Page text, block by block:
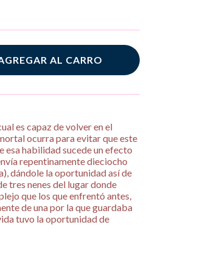
AL CARRO
es capaz de volver en el
ocurra para evitar que este
esa habilidad sucede un efecto
repentinamente dieciocho
dándole la oportunidad así de
tres nenes del lugar donde
que los que enfrentó antes,
de una por la que guardaba
tuvo la oportunidad de